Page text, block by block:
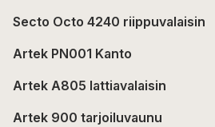
Secto Octo 4240 riippuvalaisin
Artek PN001 Kanto
Artek A805 lattiavalaisin
Artek 900 tarjoiluvaunu